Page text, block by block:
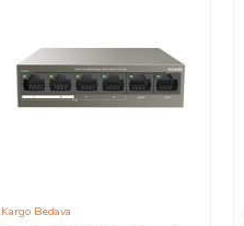
Kargo Bedava